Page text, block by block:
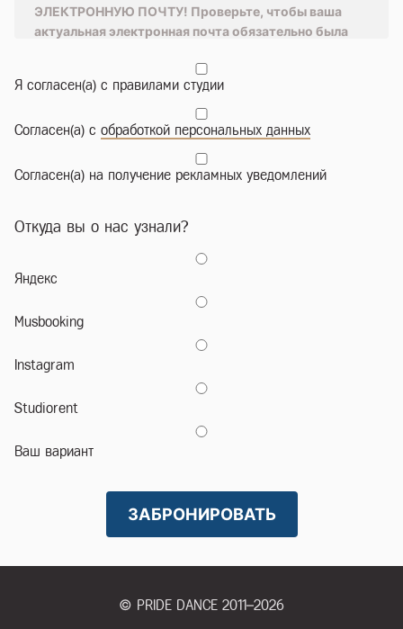
ЭЛЕКТРОННУЮ ПОЧТУ! Проверьте, чтобы ваша
актуальная электронная почта обязательно была
не пришла информация о бронировании -
обязательно позвоните в поддержку
Студия на самообслуживании – без
Чтобы попасть на территорию, нужно
ввести пароль на входной двери. Пароль высылается
участникам, иначе, они не смогут попасть на территорию.
Зайдя в студию, посмотрите, чтобы за вами закрылась дверь.
Уходя из зала и студии посмотрите, пожалуйста, чтобы за
очень большой! Приточно-вытяжной вентиляции нет. В каждом
зале есть вентилятор.
В случае возникновения вопросов звоните +7 (495)
Вы должны внести оплату второй части за аренду/доплату за
ответили Вам в рабочие часы, то Вам необходимо
телефону +7 (495) 565-39-85. Так как сообщений очень много,
Я согласен(а) с правилами студии
Согласен(а) с обработкой персональных данных
Согласен(а) на получение рекламных уведомлений
Откуда вы о нас узнали?
Яндекс
Musbooking
Instagram
Studiorent
Ваш вариант
ЗАБРОНИРОВАТЬ
© PRIDE DANCE 2011–2026